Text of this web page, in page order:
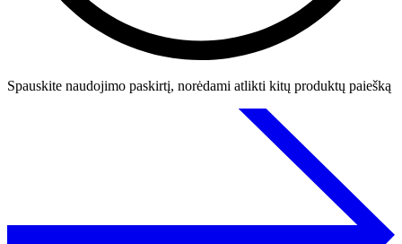
Spauskite naudojimo paskirtį, norėdami atlikti kitų produktų paiešką